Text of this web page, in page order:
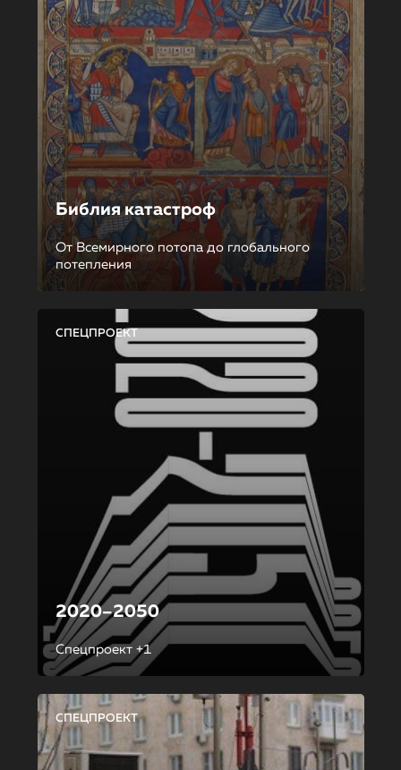
Библия катастроф
От Всемирного потопа до глобального
потепления
СПЕЦПРОЕКТ
2020–2050
Спецпроект +1
СПЕЦПРОЕКТ